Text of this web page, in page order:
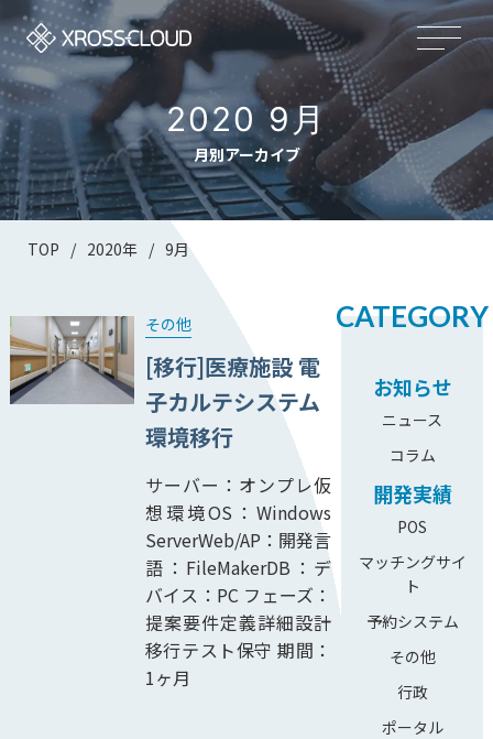
2020 9月
月別アーカイブ
TOP / 2020年 / 9月
その他
[移行]医療施設 電
子カルテシステム
環境移行
サーバー：オンプレ仮
想環境OS：Windows
ServerWeb/AP：開発言
語：FileMakerDB：デ
バイス：PC フェーズ：
提案要件定義詳細設計
移行テスト保守 期間：
1ヶ月
CATEGORY
お知らせ
ニュース
コラム
開発実績
POS
マッチングサイ
ト
予約システム
その他
行政
ポータル